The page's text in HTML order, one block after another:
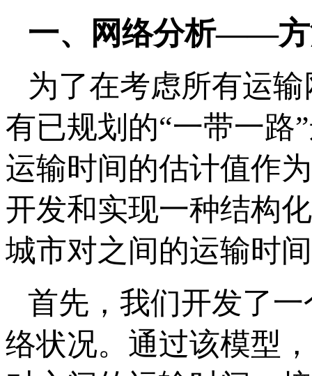
一、 网络分析——
为了在考虑所有运
有已规划的“一带一路
运输时间的估计值作
开发和实现一种结构
城市对之间的运输时
首先，我们开发了
络状况。通过该模型